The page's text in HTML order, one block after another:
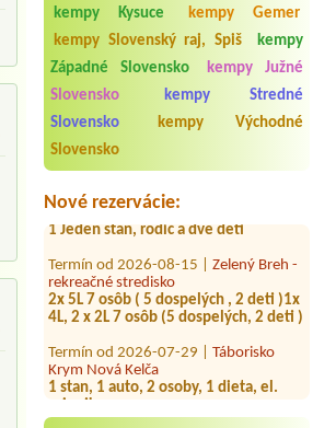
kempy Kysuce
kempy Gemer
kempy Slovenský raj, Spiš
kempy
Západné Slovensko
kempy Južné
Slovensko
kempy Stredné
Slovensko
kempy Východné
Slovensko
Nové rezervácie:
Termín od 2026-07-29 |
ATC Tatranská
Štrba
Termín od 2026-07-29 |
rekreačné stredisko
2x 5L 7 osôb ( 5 dospelých , 2 deti )1x
4L, 2 x 2L 7 osôb (5 dospelých, 2 deti )
Krym Nová Kelča
1 stan, 1 auto, 2 osoby, 1 dieta, el.
pripojka